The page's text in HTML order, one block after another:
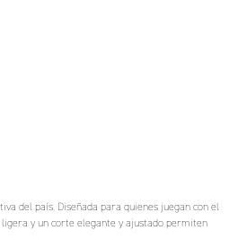
del país. Diseñada para quienes juegan con el
y un corte elegante y ajustado permiten